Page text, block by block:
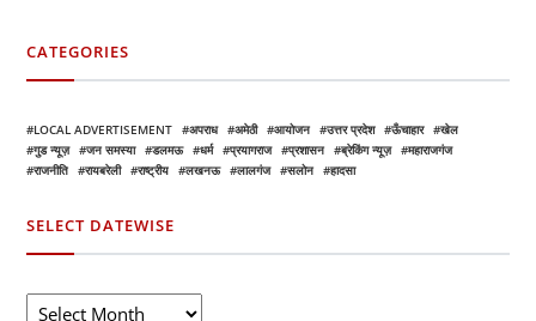
CATEGORIES
LOCAL ADVERTISEMENT अपराध अमेठी आयोजन उत्तर प्रदेश ऊँचाहार
खेल
गुड न्यूज़
जन समस्या डलमऊ धर्म प्रयागराज प्रशासन ब्रेकिंग न्यूज़
महाराजगंज
राजनीति
रायबरेली राष्ट्रीय लखनऊ लालगंज सलोन हादसा
SELECT DATEWISE